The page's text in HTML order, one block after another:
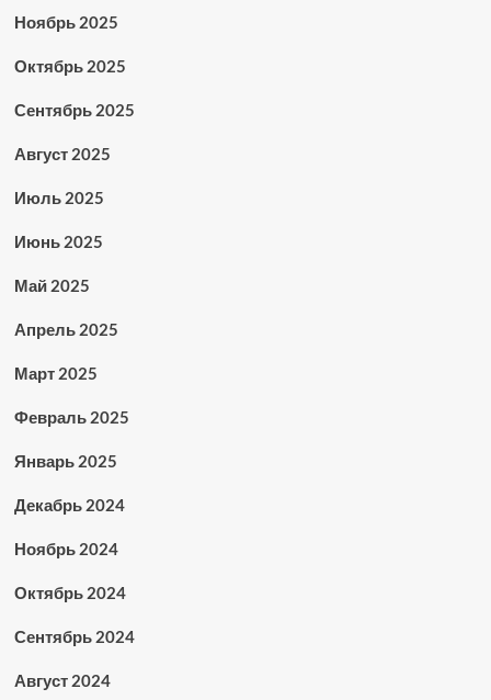
Ноябрь 2025
Октябрь 2025
Сентябрь 2025
Август 2025
Июль 2025
Июнь 2025
Май 2025
Апрель 2025
Март 2025
Февраль 2025
Январь 2025
Декабрь 2024
Ноябрь 2024
Октябрь 2024
Сентябрь 2024
Август 2024